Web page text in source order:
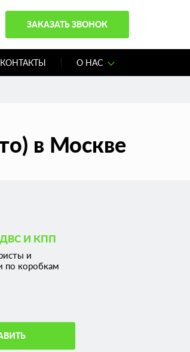
ЗАКАЗАТЬ ЗВОНОК
КОНТАКТЫ О НАС
в Москве
И КПП
и
по коробкам